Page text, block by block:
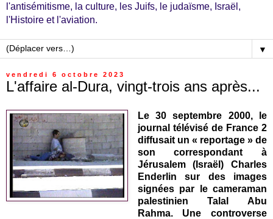
l'antisémitisme, la culture, les Juifs, le judaïsme, Israël,
l'Histoire et l'aviation.
▼
vendredi 6 octobre 2023
L'affaire al-Dura, vingt-trois ans après...
Le 30 septembre 2000, le
journal télévisé de France 2
diffusait un « reportage » de
son correspondant à
Jérusalem (Israël) Charles
Enderlin sur des images
signées par le cameraman
palestinien Talal Abu
Rahma. Une controverse